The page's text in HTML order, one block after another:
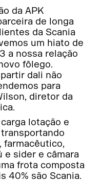
da APK
de longa
da Scania
um hiato de
a nossa relação
fôlego.
dali não
para
diretor da
lotação e
farmacêutico,
e sider e câmara
frota composta
40% são Scania.